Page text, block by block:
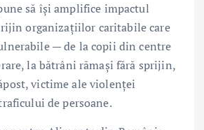
să își amplifice impactul
organizațiilor caritabile care
— de la copii din centre
la bătrâni rămași fără sprijin,
victime ale violenței
de persoane.